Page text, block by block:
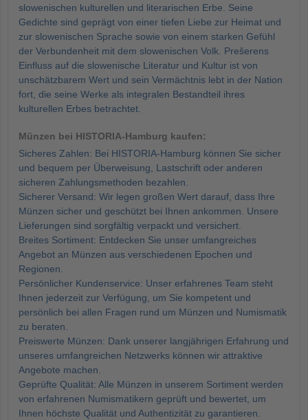
slowenischen kulturellen und literarischen Erbe. Seine
Gedichte sind geprägt von einer tiefen Liebe zur Heimat und
zur slowenischen Sprache sowie von einem starken Gefühl
der Verbundenheit mit dem slowenischen Volk. Prešerens
Einfluss auf die slowenische Literatur und Kultur ist von
unschätzbarem Wert und sein Vermächtnis lebt in der Nation
fort, die seine Werke als integralen Bestandteil ihres
kulturellen Erbes betrachtet.
Münzen bei HISTORIA-Hamburg kaufen:
Sicheres Zahlen: Bei HISTORIA-Hamburg können Sie sicher
und bequem per Überweisung, Lastschrift oder anderen
sicheren Zahlungsmethoden bezahlen.
Sicherer Versand: Wir legen großen Wert darauf, dass Ihre
Münzen sicher und geschützt bei Ihnen ankommen. Unsere
Lieferungen sind sorgfältig verpackt und versichert.
Breites Sortiment: Entdecken Sie unser umfangreiches
Angebot an Münzen aus verschiedenen Epochen und
Regionen.
Persönlicher Kundenservice: Unser erfahrenes Team steht
Ihnen jederzeit zur Verfügung, um Sie kompetent und
persönlich bei allen Fragen rund um Münzen und Numismatik
zu beraten.
Preiswerte Münzen: Dank unserer langjährigen Erfahrung und
unseres umfangreichen Netzwerks können wir attraktive
Angebote machen.
Geprüfte Qualität: Alle Münzen in unserem Sortiment werden
von erfahrenen Numismatikern geprüft und bewertet, um
Ihnen höchste Qualität und Authentizität zu garantieren.